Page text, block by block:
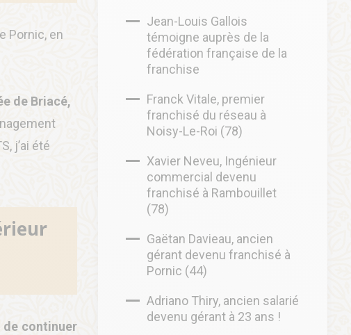
Pornic, en
de Briacé,
j’ai été
continuer
Jean-Louis Gallois
témoigne auprès de la
fédération française de la
franchise
Franck Vitale, premier
franchisé du réseau à
Noisy-Le-Roi (78)
Xavier Neveu, Ingénieur
commercial devenu
franchisé à Rambouillet
(78)
Gaëtan Davieau, ancien
gérant devenu franchisé à
Pornic (44)
Adriano Thiry, ancien salarié
devenu gérant à 23 ans !